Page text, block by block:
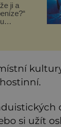
ji a
si užít